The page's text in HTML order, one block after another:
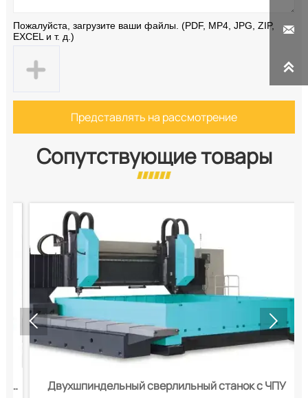
Пожалуйста, загрузите ваши файлы. (PDF, MP4, JPG, ZIP,
EXCEL и т. д.)
Представлять на рассмотрение
Сопутствующие товары
Двухшпиндельный сверлильный станок с ЧПУ
 

